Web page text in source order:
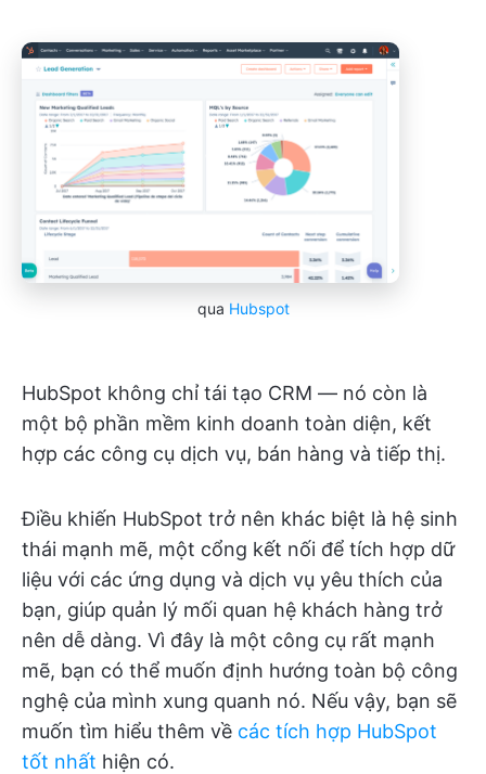
qua Hubspot
HubSpot không chỉ tái tạo CRM — nó còn là
một bộ phần mềm kinh doanh toàn diện, kết
hợp các công cụ dịch vụ, bán hàng và tiếp thị.
Điều khiến HubSpot trở nên khác biệt là hệ sinh
thái mạnh mẽ, một cổng kết nối để tích hợp dữ
liệu với các ứng dụng và dịch vụ yêu thích của
bạn, giúp quản lý mối quan hệ khách hàng trở
nên dễ dàng. Vì đây là một công cụ rất mạnh
mẽ, bạn có thể muốn định hướng toàn bộ công
nghệ của mình xung quanh nó. Nếu vậy, bạn sẽ
muốn tìm hiểu thêm về các tích hợp HubSpot
tốt nhất hiện có.